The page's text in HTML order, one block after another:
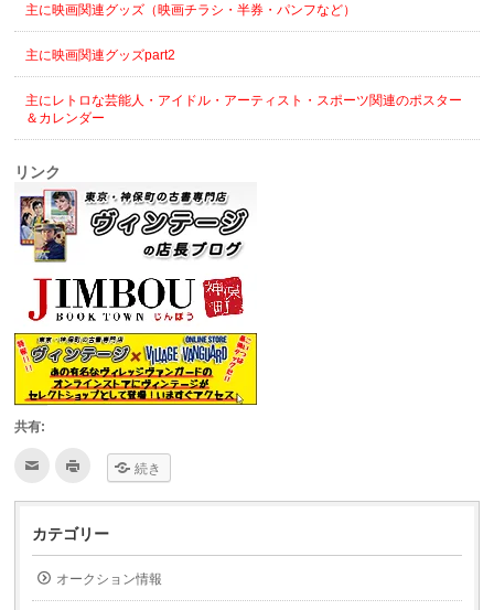
主に映画関連グッズ（映画チラシ・半券・パンフなど）
主に映画関連グッズpart2
主にレトロな芸能人・アイドル・アーティスト・スポーツ関連のポスター
＆カレンダー
リンク
共有:
ク
て
友
達
へ
メ
ク
て
印
刷
し
続き
カテゴリー
オークション情報